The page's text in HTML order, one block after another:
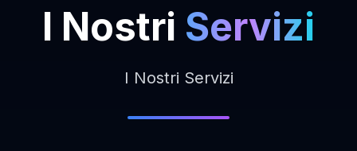
I Nostri Servizi
I Nostri Servizi